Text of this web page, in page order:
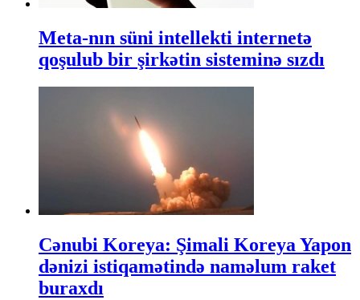
Meta-nın süni intellekti internetə
qoşulub bir şirkətin sisteminə sızdı
Cənubi Koreya: Şimali Koreya Yapon
dənizi istiqamətində naməlum raket
buraxdı